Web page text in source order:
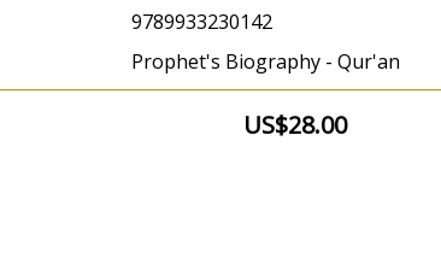
9789933230142
Prophet's Biography - Qur'an
US$28.00